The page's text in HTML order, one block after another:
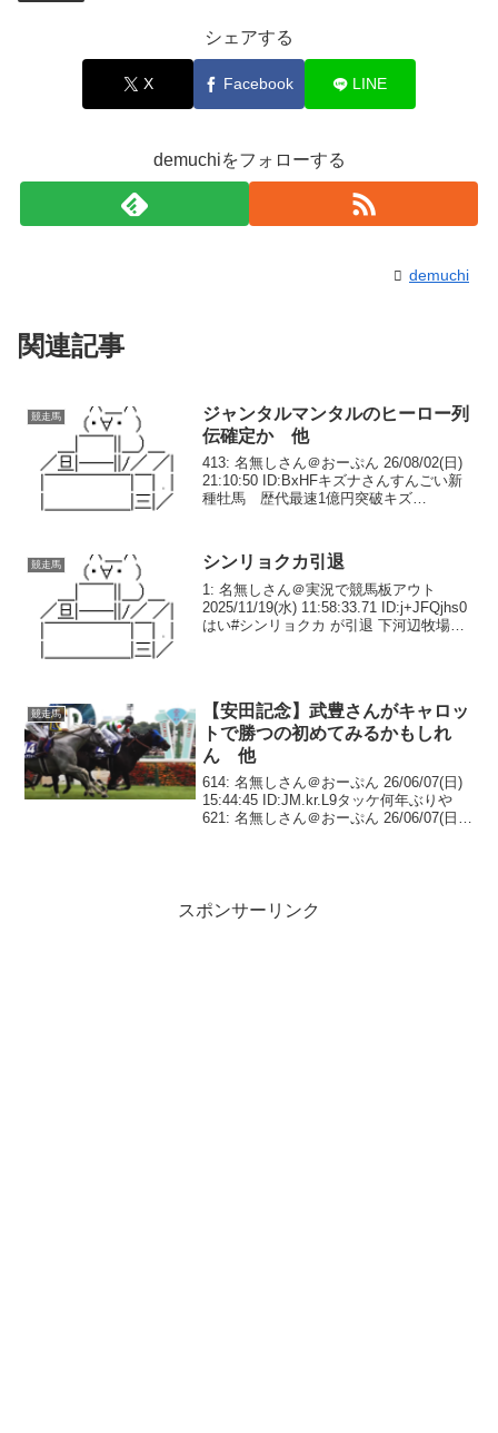
シェアする
X Facebook LINE
demuchiをフォローする
demuchi
関連記事
競走馬
ジャンタルマンタルのヒーロー列
伝確定か 他
413: 名無しさん＠おーぷん 26/08/02(日)
21:10:50 ID:BxHFキズナさんすんごい新
種牡馬 歴代最速1億円突破キズ
月13日スワーヴリチャー...
競走馬 シンリョクカ引退
1: 名無しさん＠実況で競馬板アウト
2025/11/19(水) 11:58:33.71 ID:j+JFQjhs0
はい#シンリョクカ が引退 下河辺牧場で
競走馬
【安田記念】武豊さんがキャロッ
トで勝つの初めてみるかもしれ
ん 他
614: 名無しさん＠おーぷん 26/06/07(日)
15:44:45 ID:JM.kr.L9タッケ何年ぶりや
621: 名無しさん＠おーぷん 26/06/07(日)
スポンサーリンク